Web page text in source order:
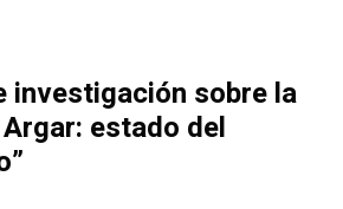
investigación sobre la
estado del